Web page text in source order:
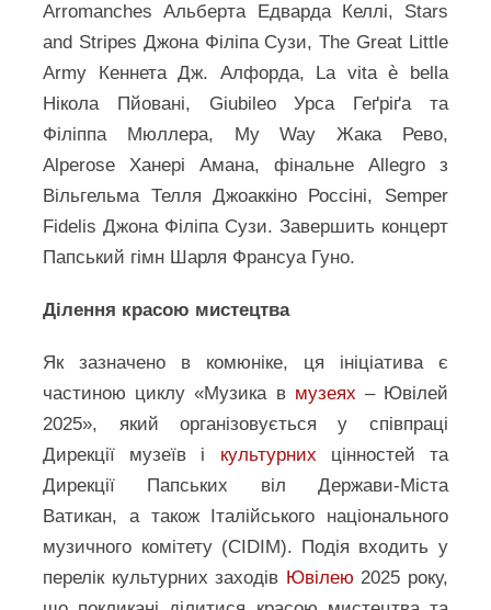
Arromanches Альберта Едварда Келлі, Stars
and Stripes Джона Філіпа Сузи, The Great Little
Army Кеннета Дж. Алфорда, La vita è bella
Нікола Пйовані, Giubileo Урса Геґріґа та
Філіппа Мюллера, My Way Жака Рево,
Alperose Ханері Амана, фінальне Allegro з
Вільгельма Телля Джоаккіно Россіні, Semper
Fidelis Джона Філіпа Сузи. Завершить концерт
Папський гімн Шарля Франсуа Гуно.
Ділення красою мистецтва
Як зазначено в комюніке, ця ініціатива є
частиною циклу «Музика в музеях – Ювілей
2025», який організовується у співпраці
Дирекції музеїв і культурних цінностей та
Дирекції Папських віл Держави-Міста
Ватикан, а також Італійського національного
музичного комітету (CIDIM). Подія входить у
перелік культурних заходів Ювілею 2025 року,